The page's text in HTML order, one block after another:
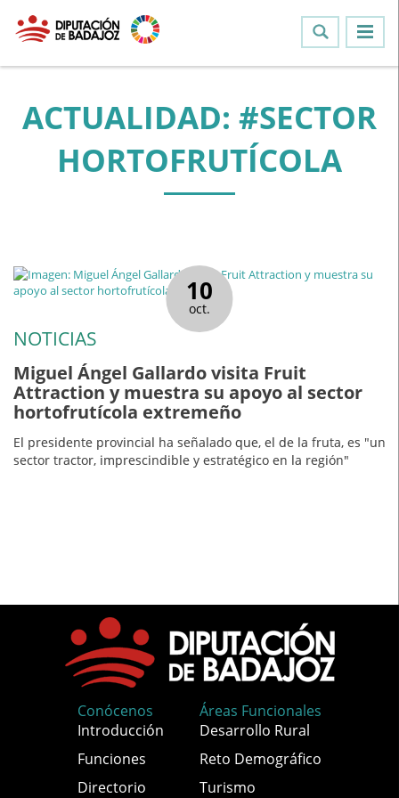
ACTUALIDAD: #SECTOR
HORTOFRUTÍCOLA
10
oct.
NOTICIAS
Miguel Ángel Gallardo visita Fruit
Attraction y muestra su apoyo al sector
hortofrutícola extremeño
El presidente provincial ha señalado que, el de la fruta, es "un
sector tractor, imprescindible y estratégico en la región"
Conócenos
Introducción
Funciones
Directorio
Áreas Funcionales
Desarrollo Rural
Reto Demográfico
Turismo